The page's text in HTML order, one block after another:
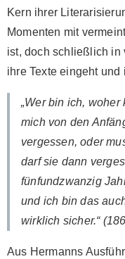
Kern ihrer
Momenten mit
ist, doch schließlich in
ihre Texte eingeht
„Wer bin ich,
mich von den
vergessen, oder
darf sie dann
fünfundzwanzig
und ich bin das
wirklich sicher.“
Aus Hermanns